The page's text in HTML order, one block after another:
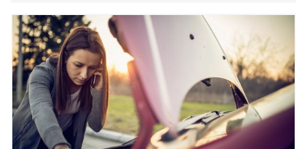
vaarallisemmista vahingoista kuten eläintörmäyksistä
ja ulosajoista.